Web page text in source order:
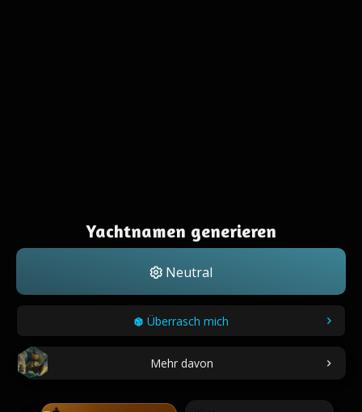
Yachtnamen generieren
Neutral
Überrasch mich
Mehr davon